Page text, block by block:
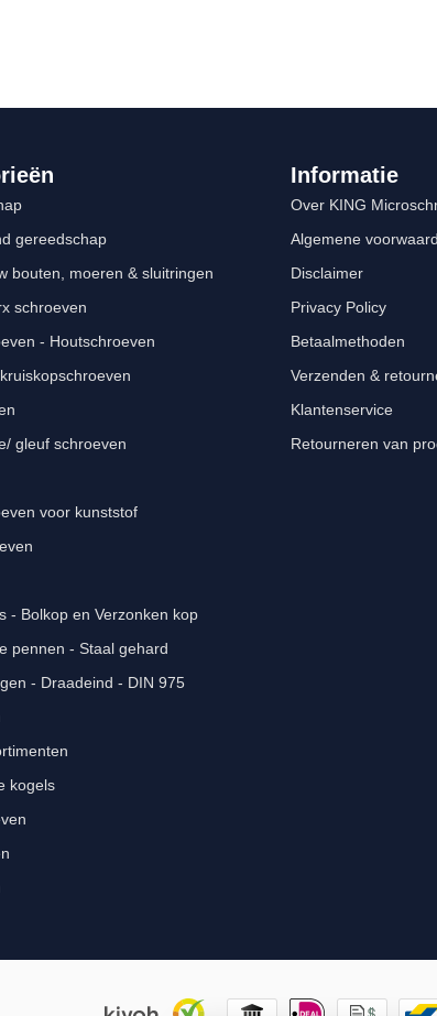
gereedschap
bouten, moeren & sluitringen
schroeven
- Houtschroeven
gleuf schroeven
voor kunststof
- Bolkop en Verzonken kop
pennen - Staal gehard
- Draadeind - DIN 975
kogels
Informatie
Over KING
Algemene
Disclaimer
Privacy Policy
Betaalmethoden
Verzenden &
Klantenservice
Retourneren van